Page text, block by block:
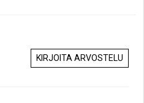
KIRJOITA ARVOSTELU